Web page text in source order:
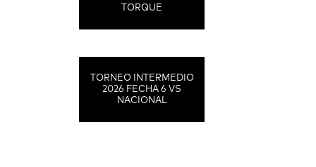
TORQUE
TORNEO INTERMEDIO
2026 FECHA 6 VS
NACIONAL